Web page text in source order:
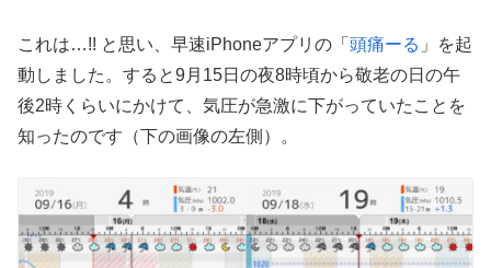
これは…!! と思い、早速iPhoneアプリの「 頭痛ーる 」を起
動しました。すると9月15日の夜8時頃から敬老の日の午
後2時くらいにかけて、気圧が急激に下がっていたことを
知ったのです（下の画像の左側）。